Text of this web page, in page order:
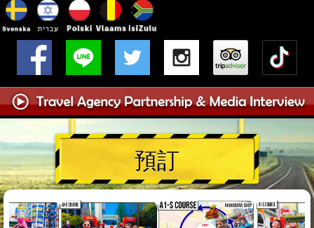
預訂